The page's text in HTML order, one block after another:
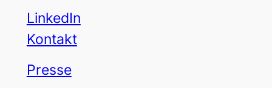
LinkedIn
Kontakt
Presse